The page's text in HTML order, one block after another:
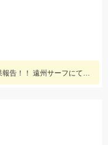
イシグロ高林店スタッフ高橋より釣果報告！！ 遠州サーフにてアブコ＆シオなど小型青物回遊中！！